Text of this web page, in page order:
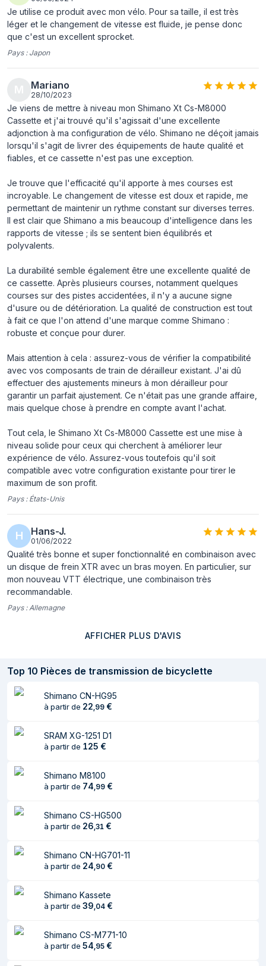
Je utilise ce produit avec mon vélo. Pour sa taille, il est très
léger et le changement de vitesse est fluide, je pense donc
que c'est un excellent sprocket.
Pays : Japon
Mariano
28/10/2023
Je viens de mettre à niveau mon Shimano Xt Cs-M8000
Cassette et j'ai trouvé qu'il s'agissait d'une excellente
adjonction à ma configuration de vélo. Shimano ne déçoit jamais
lorsqu'il s'agit de livrer des équipements de haute qualité et
fiables, et ce cassette n'est pas une exception.
Je trouve que l'efficacité qu'il apporte à mes courses est
incroyable. Le changement de vitesse est doux et rapide, me
permettant de maintenir un rythme constant sur diverses terres.
Il est clair que Shimano a mis beaucoup d'intelligence dans les
rapports de vitesse ; ils se sentent bien équilibrés et
polyvalents.
La durabilité semble également être une excellente qualité de
ce cassette. Après plusieurs courses, notamment quelques
courses sur des pistes accidentées, il n'y a aucune signe
d'usure ou de détérioration. La qualité de construction est tout
à fait ce que l'on attend d'une marque comme Shimano :
robuste et conçue pour durer.
Mais attention à cela : assurez-vous de vérifier la compatibilité
avec vos composants de train de dérailleur existant. J'ai dû
effectuer des ajustements mineurs à mon dérailleur pour
garantir un parfait ajustement. Ce n'était pas une grande affaire,
mais quelque chose à prendre en compte avant l'achat.
Tout cela, le Shimano Xt Cs-M8000 Cassette est une mise à
niveau solide pour ceux qui cherchent à améliorer leur
expérience de vélo. Assurez-vous toutefois qu'il soit
compatible avec votre configuration existante pour tirer le
maximum de son profit.
Pays : États-Unis
H Hans-J.
01/06/2022
Qualité très bonne et super fonctionnalité en combinaison avec
un disque de frein XTR avec un bras moyen. En particulier, sur
mon nouveau VTT électrique, une combinaison très
recommandable.
Pays : Allemagne
AFFICHER PLUS D'AVIS
Top 10 Pièces de transmission de bicyclette
Shimano CN-HG95
à partir de 22 99 €
SRAM XG-1251 D1
à partir de 125 €
Shimano M8100
à partir de 74 99 €
Shimano CS-HG500
à partir de 26 31 €
Shimano CN-HG701-11
à partir de 24 90 €
Shimano Kassete
à partir de 39 04 €
Shimano CS-M771-10
à partir de 54 95 €